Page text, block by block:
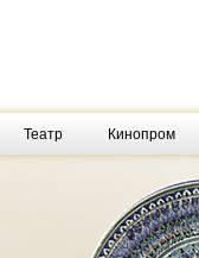
Театр Кинопром